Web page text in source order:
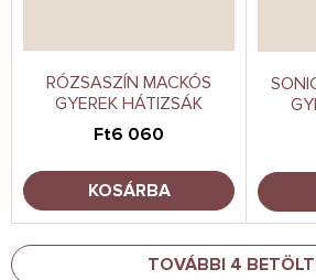
RÓZSASZÍN MACKÓS
GYEREK HÁTIZSÁK
Ft6 060
KOSÁRBA
TOVÁBBI 4